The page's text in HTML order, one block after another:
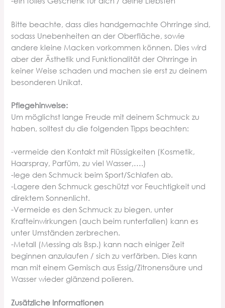
Bitte beachte, dass dies handgemachte Ohrringe sind,
sodass Unebenheiten an der Oberfläche, sowie
andere kleine Macken vorkommen können. Dies wird
aber der Ästhetik und Funktionalität der Ohrringe in
keiner Weise schaden und machen sie erst zu deinem
besonderen Unikat.
Pflegehinweise:
Um möglichst lange Freude mit deinem Schmuck zu
haben, solltest du die folgenden Tipps beachten:
-vermeide den Kontakt mit Flüssigkeiten (Kosmetik,
Haarspray, Parfüm, zu viel Wasser,….)
-lege den Schmuck beim Sport/Schlafen ab.
-Lagere den Schmuck geschützt vor Feuchtigkeit und
direktem Sonnenlicht.
-Vermeide es den Schmuck zu biegen, unter
Krafteinwirkungen (auch beim runterfallen) kann es
unter Umständen zerbrechen.
-Metall (Messing als Bsp.) kann nach einiger Zeit
beginnen anzulaufen / sich zu verfärben. Dies kann
man mit einem Gemisch aus Essig/Zitronensäure und
Wasser wieder glänzend polieren.
Zusätzliche Informationen